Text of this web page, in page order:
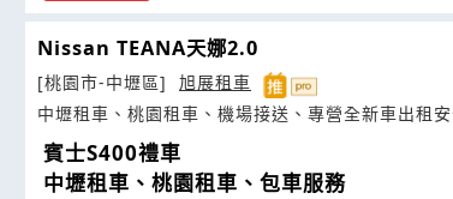
Nissan TEANA天娜2.0
[桃園市-中壢區]
旭展租車
中壢租車、桃園租車、機場接送、專營全新車出租
賓士S400禮車
中壢租車、桃園租車、包車服務